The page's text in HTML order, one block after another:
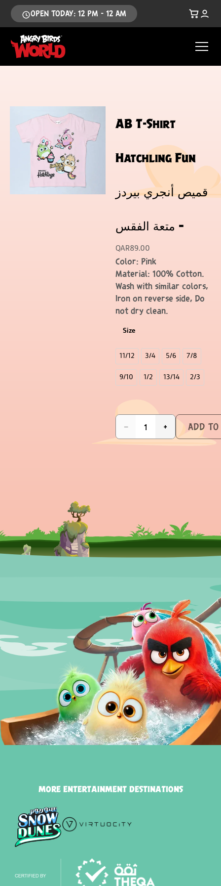
OPEN TODAY: 12 PM - 12 AM
AB T-Shirt
Hatchling Fun
قميص أنجري بيردز
– متعة الفقس
QAR89.00
Color: Pink
Material: 100% Cotton.
Wash with similar colors,
Iron on reverse side, Do
not dry clean.
Size
11/12 3/4 5/6 7/8
9/10 1/2 13/14 2/3
− + ADD
MORE ENTERTAINMENT DESTINATIONS